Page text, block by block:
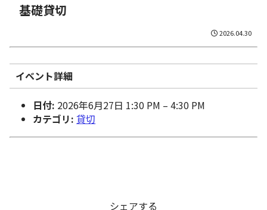
基礎貸切
2026.04.30
イベント詳細
日付: 2026年6月27日 1:30 PM –4:30 PM
カテゴリ: 貸切
シェアする